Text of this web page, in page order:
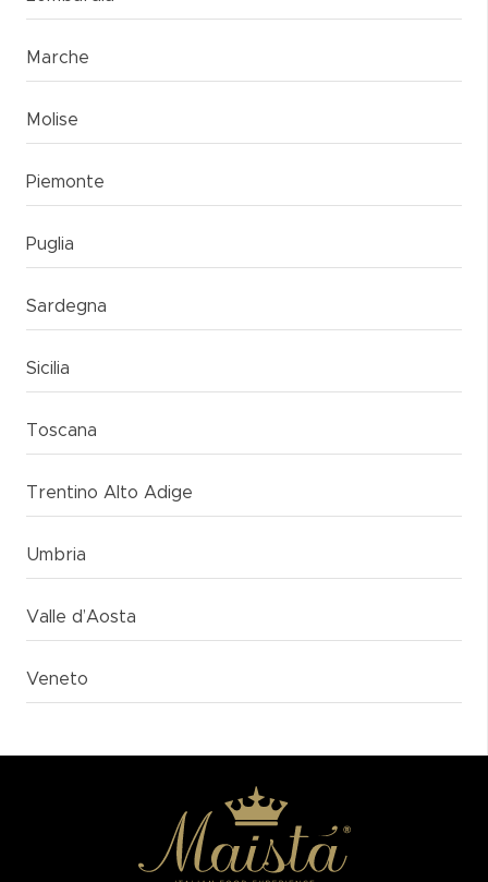
Marche
Molise
Piemonte
Puglia
Sardegna
Sicilia
Toscana
Trentino Alto Adige
Umbria
Valle d’Aosta
Veneto